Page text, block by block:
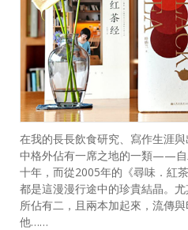
在我的長長飲食研究、寫作生涯
中格外佔有一席之地的一類——自
十年，而從2005年的《尋味．紅
都是這漫漫行途中的珍貴結晶。
所佔有二，且兩本加起來，流傳
他……